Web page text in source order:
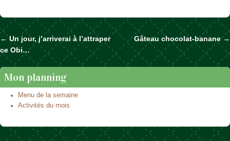
Naviguer dans les articles
←Un jour, j’arriverai à l’attraper
ce Obi…
Gâteau chocolat-banane→
Mon planning
Menu de la semaine
Activités du mois